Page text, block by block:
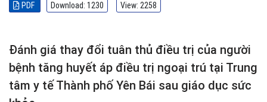
PDF Download: 1230 View: 2258
Đánh giá thay đổi tuân thủ điều trị của người
bệnh tăng huyết áp điều trị ngoại trú tại Trung
tâm y tế Thành phố Yên Bái sau giáo dục sức